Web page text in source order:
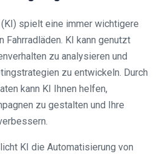
spielt eine immer wichtigere
Fahrradläden. KI kann genutzt
zu analysieren und
zu entwickeln. Durch
kann KI Ihnen helfen,
zu gestalten und Ihre
KI die Automatisierung von